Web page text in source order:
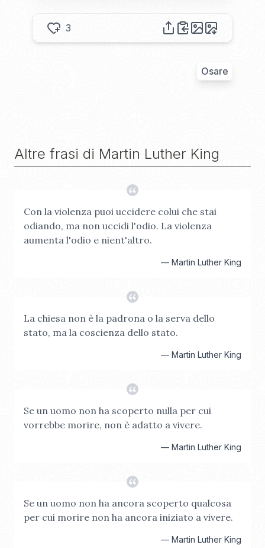
3
Osare
Altre frasi di Martin Luther King
Con la violenza puoi uccidere colui che stai
odiando, ma non uccidi l'odio. La violenza
aumenta l'odio e nient'altro.
— Martin Luther King
La chiesa non è la padrona o la serva dello
stato, ma la coscienza dello stato.
— Martin Luther King
Se un uomo non ha scoperto nulla per cui
vorrebbe morire, non è adatto a vivere.
— Martin Luther King
Se un uomo non ha ancora scoperto qualcosa
per cui morire non ha ancora iniziato a vivere.
— Martin Luther King